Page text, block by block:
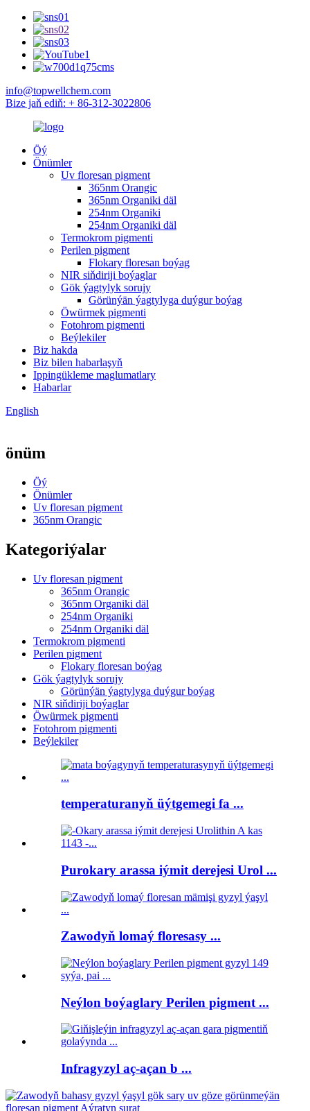
info@topwellchem.com
Bize jaň ediň: + 86-312-3022806
Öý
Önümler
Uv floresan pigment
365nm Orangic
365nm Organiki däl
254nm Organiki
254nm Organiki däl
Termokrom pigmenti
Perilen pigment
Flokary floresan boýag
NIR siňdiriji boýaglar
Gök ýagtylyk sorujy
Görünýän ýagtylyga duýgur boýag
Öwürmek pigmenti
Fotohrom pigmenti
Beýlekiler
Biz hakda
Biz bilen habarlaşyň
Ippingükleme maglumatlary
Habarlar
English
önüm
Öý
Önümler
Uv floresan pigment
365nm Orangic
Kategoriýalar
Uv floresan pigment
365nm Orangic
365nm Organiki däl
254nm Organiki
254nm Organiki däl
Termokrom pigmenti
Perilen pigment
Flokary floresan boýag
Gök ýagtylyk sorujy
Görünýän ýagtylyga duýgur boýag
NIR siňdiriji boýaglar
Öwürmek pigmenti
Fotohrom pigmenti
Beýlekiler
temperaturanyň üýtgemegi fa ...
Purokary arassa iýmit derejesi Urol ...
Zawodyň lomaý floresasy ...
Neýlon boýaglary Perilen pigment ...
Infragyzyl aç-açan b ...